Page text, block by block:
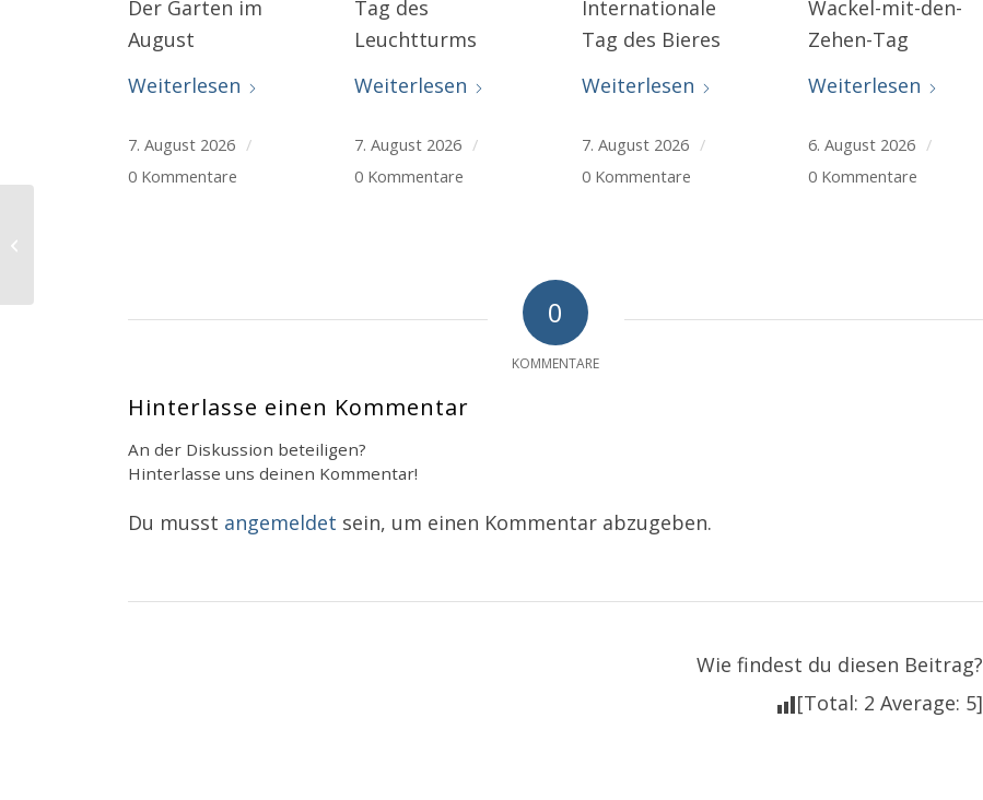
Der Garten im
August
Weiterlesen
7. August 2026 /
0 Kommentare
Tag des
Leuchtturms
Weiterlesen
7. August 2026 /
0 Kommentare
Internationale
Tag des Bieres
Weiterlesen
7. August 2026 /
0 Kommentare
Wackel-mit-den-
Zehen-Tag
Weiterlesen
6. August 2026 /
0 Kommentare
0
KOMMENTARE
Hinterlasse einen Kommentar
An der Diskussion beteiligen?
Hinterlasse uns deinen Kommentar!
Du musst angemeldet sein, um einen Kommentar abzugeben.
Wie findest du diesen Beitrag?
[Total: 2 Average: 5]